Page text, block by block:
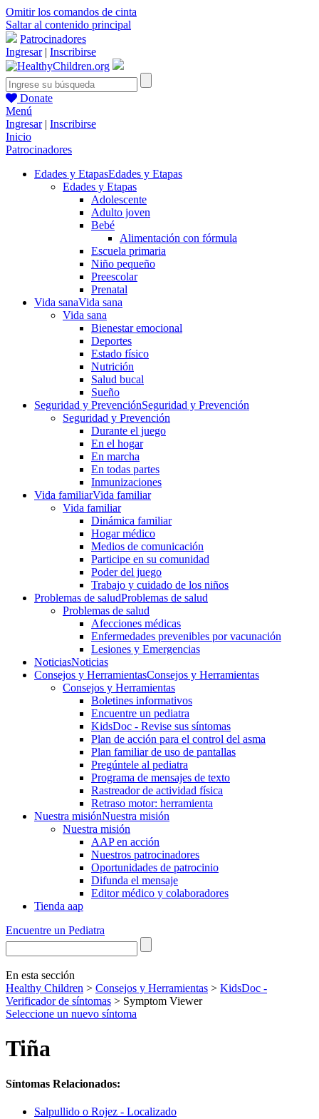
Omitir los comandos de cinta
Saltar al contenido principal
Patrocinadores
Ingresar| Inscribirse
Donate
Menú
Ingresar| Inscribirse
Inicio
Patrocinadores
Edades y EtapasEdades y Etapas
Edades y Etapas
Adolescente
Adulto joven
Bebé
Alimentación con fórmula
Escuela primaria
Niño pequeño
Preescolar
Prenatal
Vida sanaVida sana
Vida sana
Bienestar emocional
Deportes
Estado físico
Nutrición
Salud bucal
Sueño
Seguridad y PrevenciónSeguridad y Prevención
Seguridad y Prevención
Durante el juego
En el hogar
En marcha
En todas partes
Inmunizaciones
Vida familiarVida familiar
Vida familiar
Dinámica familiar
Hogar médico
Medios de comunicación
Participe en su comunidad
Poder del juego
Trabajo y cuidado de los niños
Problemas de saludProblemas de salud
Problemas de salud
Afecciones médicas
Enfermedades prevenibles por vacunación
Lesiones y Emergencias
NoticiasNoticias
Consejos y HerramientasConsejos y Herramientas
Consejos y Herramientas
Boletines informativos
Encuentre un pediatra
KidsDoc - Revise sus síntomas
Plan de acción para el control del asma
Plan familiar de uso de pantallas
Pregúntele al pediatra
Programa de mensajes de texto
Rastre​​ador de activida​d física
Retraso motor: herramienta
Nuestra misiónNuestra misión
Nuestra misión
AAP en acción
Nuestros patrocinadores
Oportunidades de patrocinio
Difunda el mensaje
Editor médico y colaboradores
Tienda aap
Encuentre un Pediatra
En esta sección
Healthy Children > Consejos y Herramientas > KidsDoc -
Verificador de síntomas > Symptom Viewer
Seleccione un nuevo síntoma
Tiña
Síntomas Relacionados:
Salpullido o Rojez - Localizado